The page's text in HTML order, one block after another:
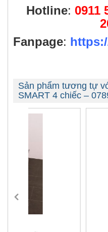
Hotline: 0911
Fanpage:
Sản phẩm tương tự
SMART 4 chiếc –